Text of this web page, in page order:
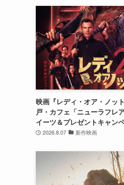
映画『レディ・オア・ノ
戸・カフェ「ニューラフ
イーツ＆プレゼントキャン
2026.8.07 新作映画